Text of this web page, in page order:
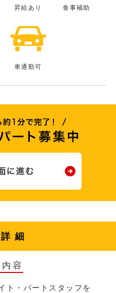
昇給あり 食事補助
車通勤可
細
容
ト・パートスタッフを